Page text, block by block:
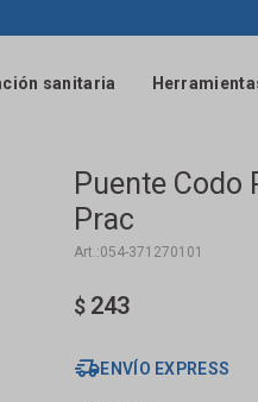
sanitaria
Puente Codo
Prac
054-371270101
$ 243
ENVÍO EXPRESS